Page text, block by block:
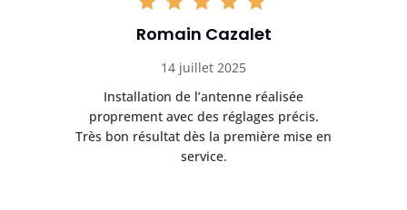
Romain Cazalet
14 juillet 2025
Installation de l’antenne réalisée
proprement avec des réglages précis.
Très bon résultat dès la première mise en
service.